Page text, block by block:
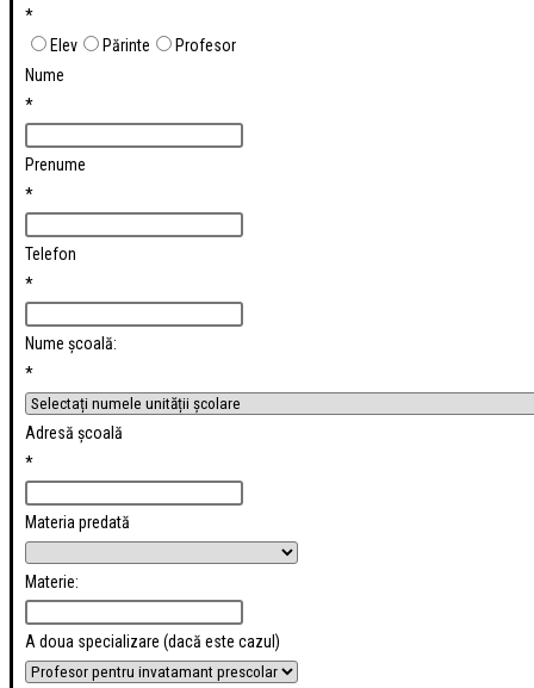
*
Elev
Părinte
Profesor
Nume
*
Prenume
*
Telefon
*
Nume școală:
*
Adresă școală
*
Materia predată
Materie:
A doua specializare (dacă este cazul)